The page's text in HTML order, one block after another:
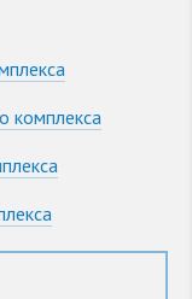
комплекса